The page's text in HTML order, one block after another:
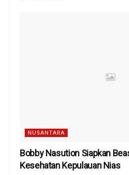
NUSANTARA
Bobby Nasution Siapkan
Kesehatan Kepulauan Nias